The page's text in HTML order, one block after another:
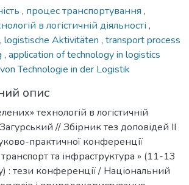
, процес транспортування ,
в логістичній діяльності ,
, logistische Aktivitäten , transport process
, application of technology in logistics
Technologie in der Logistik
опис
технологій в логістичній
// Збірник тез доповідей ІІ
практичної конференції
та інфраструктура » (11-13
: тези конференції / Національний